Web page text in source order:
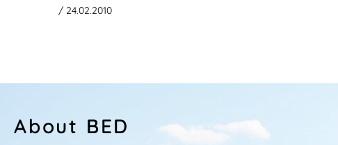
/ 24.02.2010
About BED